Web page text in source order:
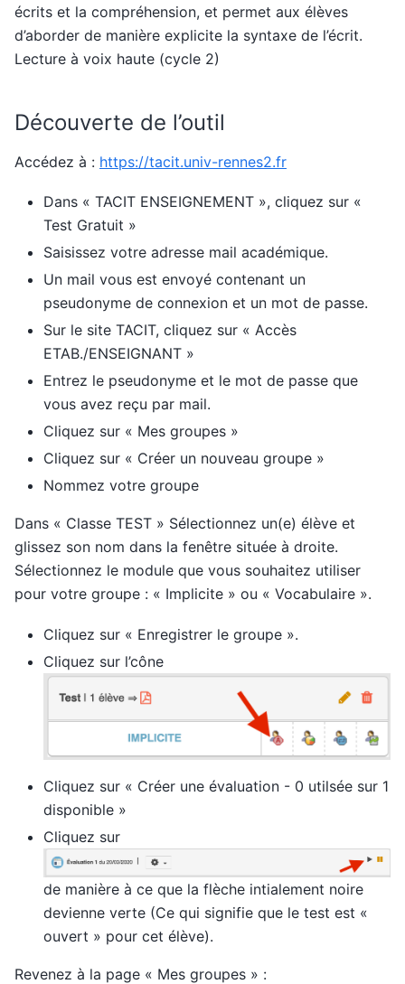
écrits et la compréhension, et permet aux élèves
d’aborder de manière explicite la syntaxe de l’écrit.
Lecture à voix haute (cycle 2)
Découverte de l’outil
Accédez à : https://tacit.univ-rennes2.fr
Dans « TACIT ENSEIGNEMENT », cliquez sur «
Test Gratuit »
Saisissez votre adresse mail académique.
Un mail vous est envoyé contenant un
pseudonyme de connexion et un mot de passe.
Sur le site TACIT, cliquez sur « Accès
ETAB./ENSEIGNANT »
Entrez le pseudonyme et le mot de passe que
vous avez reçu par mail.
Cliquez sur « Mes groupes »
Cliquez sur « Créer un nouveau groupe »
Nommez votre groupe
Dans « Classe TEST » Sélectionnez un(e) élève et
glissez son nom dans la fenêtre située à droite.
Sélectionnez le module que vous souhaitez utiliser
pour votre groupe : « Implicite » ou « Vocabulaire ».
Cliquez sur « Enregistrer le groupe ».
Cliquez sur l’cône
Cliquez sur « Créer une évaluation - 0 utilsée sur 1
disponible »
Cliquez sur
de manière à ce que la flèche intialement noire
devienne verte (Ce qui signifie que le test est «
ouvert » pour cet élève).
Revenez à la page « Mes groupes » :